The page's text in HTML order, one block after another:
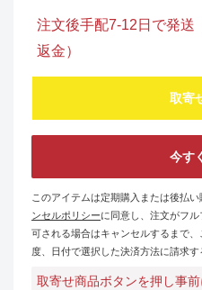
注文後手配7-12日で発送
返金）
取寄
今す
このアイテムは定期購入または後払い
ンセルポリシーに同意し、注文がフ
可される場合はキャンセルするまで
度、日付で選択した決済方法に請求す
取寄せ商品ボタンを押し事